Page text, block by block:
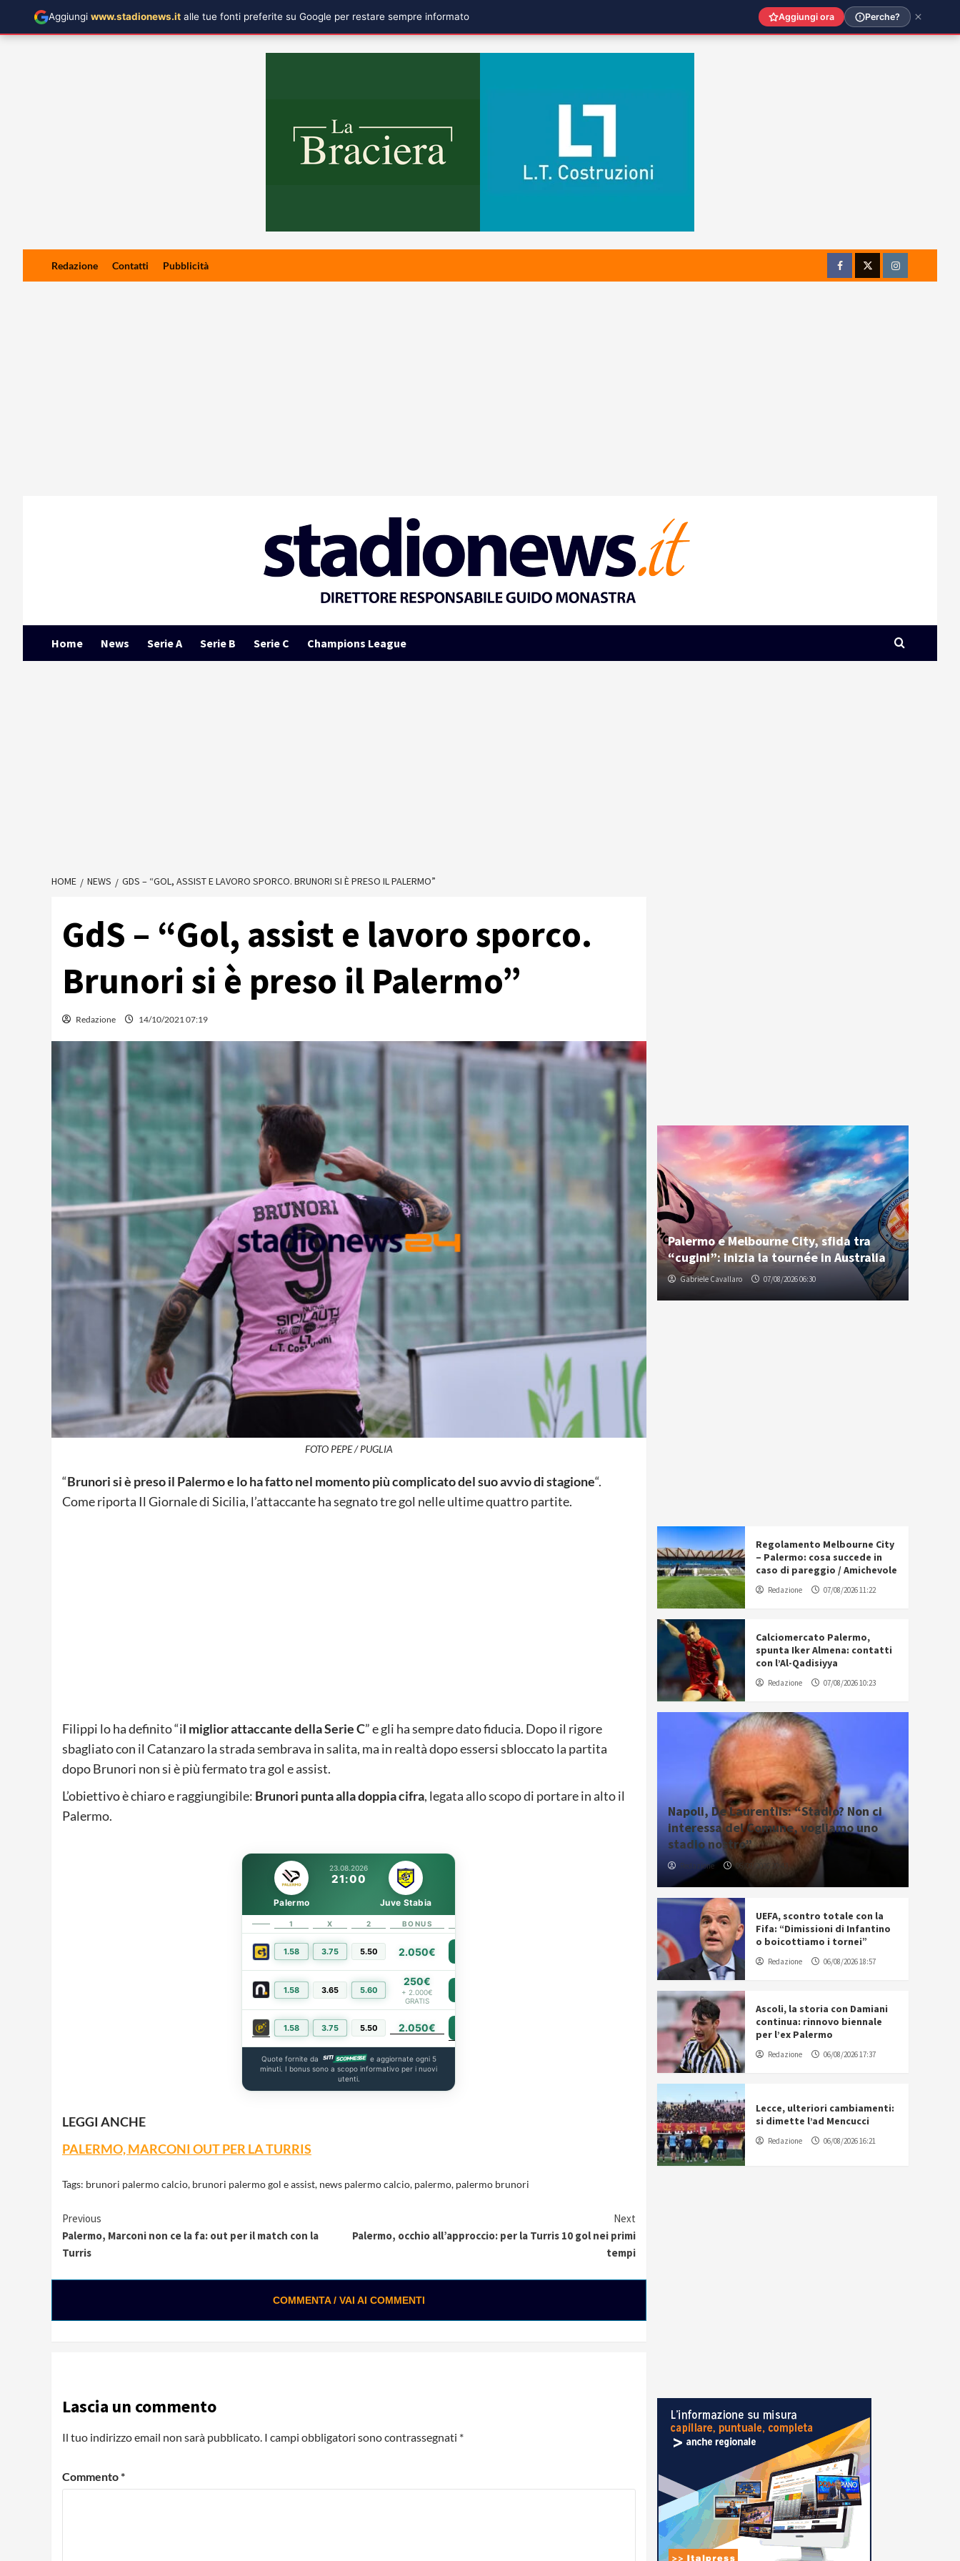
Redazione Contatti Pubblicità
FacebookTwitterInstagram
Home News Serie A Serie B Serie C Champions League
HOME NEWS GDS – “GOL, ASSIST E LAVORO SPORCO. BRUNORI SI È PRESO IL PALERMO”
GdS – “Gol, assist e lavoro sporco.
Brunori si è preso il Palermo”
Redazione 14/10/2021 07:19
FOTO PEPE / PUGLIA
“Brunori si è preso il Palermo e lo ha fatto nel momento più complicato del suo avvio di stagione“.
Come riporta Il Giornale di Sicilia, l’attaccante ha segnato tre gol nelle ultime quattro partite.
Filippi lo ha definito “il miglior attaccante della Serie C” e gli ha sempre dato fiducia. Dopo il rigore
sbagliato con il Catanzaro la strada sembrava in salita, ma in realtà dopo essersi sbloccato la partita
dopo Brunori non si è più fermato tra gol e assist.
L’obiettivo è chiaro e raggiungibile: Brunori punta alla doppia cifra, legata allo scopo di portare in alto il
Palermo.
23.08.2026
21:00
Palermo Juve Stabia
1 X 2 BONUS
1.58 3.75 5.50 2.050€
1.58 3.65 5.60
250€
+ 2.000€
GRATIS
1.58 3.75 5.50 2.050€
Quote fornite da
e aggiornate ogni 5
minuti. I bonus sono a scopo informativo per i nuovi
utenti.
LEGGI ANCHE
PALERMO, MARCONI OUT PER LA TURRIS
Tags: brunori palermo calcio, brunori palermo gol e assist, news palermo calcio, palermo, palermo brunori
Continue
Reading
Previous
Palermo, Marconi non ce la fa: out per il match con la
Turris
Next
Palermo, occhio all’approccio: per la Turris 10 gol nei primi
tempi
COMMENTA / VAI AI COMMENTI
Lascia un commento
Il tuo indirizzo email non sarà pubblicato. I campi obbligatori sono contrassegnati *
Commento*
Palermo e Melbourne City, sfida tra
“cugini”: inizia la tournée in Australia
Gabriele Cavallaro 07/08/2026 06:30
Regolamento Melbourne City
– Palermo: cosa succede in
caso di pareggio / Amichevole
Redazione 07/08/2026 11:22
Calciomercato Palermo,
spunta Iker Almena: contatti
con l’Al-Qadisiyya
Redazione 07/08/2026 10:23
Napoli, De Laurentiis: “Stadio? Non ci
interessa del Comune, vogliamo uno
stadio nostro”
Redazione 06/08/2026 20:43
UEFA, scontro totale con la
Fifa: “Dimissioni di Infantino
o boicottiamo i tornei”
Redazione 06/08/2026 18:57
Ascoli, la storia con Damiani
continua: rinnovo biennale
per l’ex Palermo
Redazione 06/08/2026 17:37
Lecce, ulteriori cambiamenti:
si dimette l’ad Mencucci
Redazione 06/08/2026 16:21
Aggiungi www.stadionews.it alle tue fonti preferite su Google per restare sempre informato Aggiungi ora Perche?